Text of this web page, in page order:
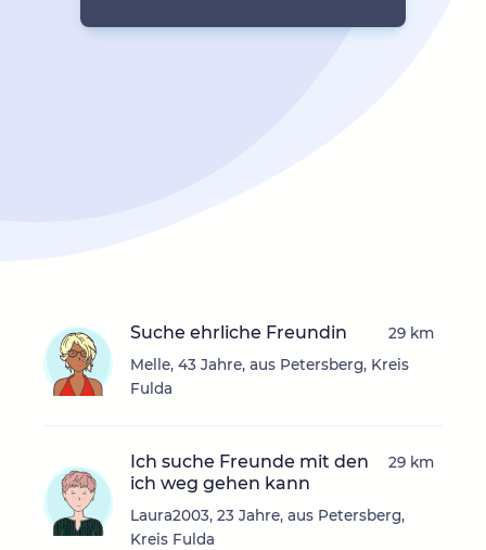
Suche ehrliche Freundin
Melle, 43 Jahre, aus Petersberg, Kreis
Fulda
29 km
Ich suche Freunde mit den
ich weg gehen kann
Laura2003, 23 Jahre, aus Petersberg,
Kreis Fulda
29 km